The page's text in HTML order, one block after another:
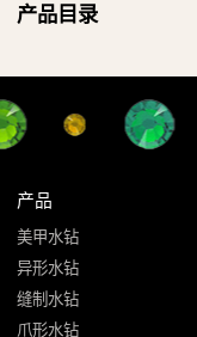
产品目录
产品
美甲水钻
异形水钻
缝制水钻
爪形水钻